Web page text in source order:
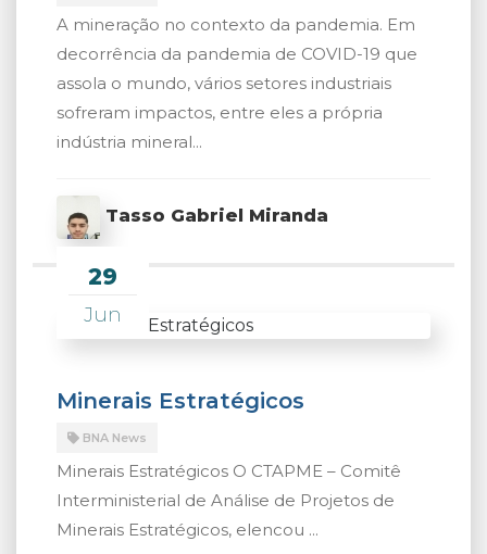
A mineração no contexto da pandemia. Em
decorrência da pandemia de COVID-19 que
assola o mundo, vários setores industriais
sofreram impactos, entre eles a própria
indústria mineral...
Tasso Gabriel Miranda
29
Jun
Minerais Estratégicos
BNA News
Minerais Estratégicos O CTAPME – Comitê
Interministerial de Análise de Projetos de
Minerais Estratégicos, elencou ...